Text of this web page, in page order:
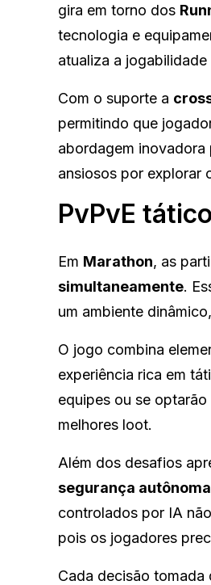
gira em torno dos
tecnologia e
atualiza a
Com o suporte a
permitindo que
abordagem
ansiosos por explorar
PvPvE
Em Marathon, as
simultaneamente.
um ambiente
O jogo combina
experiência rica em
equipes ou se
melhores loot.
Além dos desafios
segurança
controlados por IA
pois os jogadores
Cada decisão tomada